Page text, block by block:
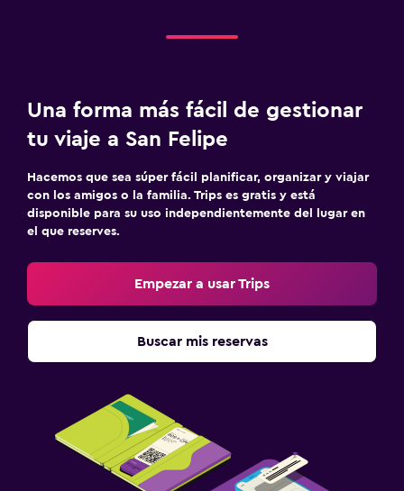
Una forma más fácil de gestionar
tu viaje a San Felipe
Hacemos que sea súper fácil planificar, organizar y viajar
con los amigos o la familia. Trips es gratis y está
disponible para su uso independientemente del lugar en
el que reserves.
Empezar a usar Trips
Buscar mis reservas